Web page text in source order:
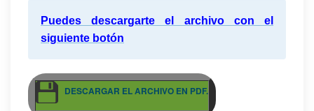
Puedes descargarte el archivo con el
siguiente botón
DESCARGAR EL ARCHIVO EN PDF.